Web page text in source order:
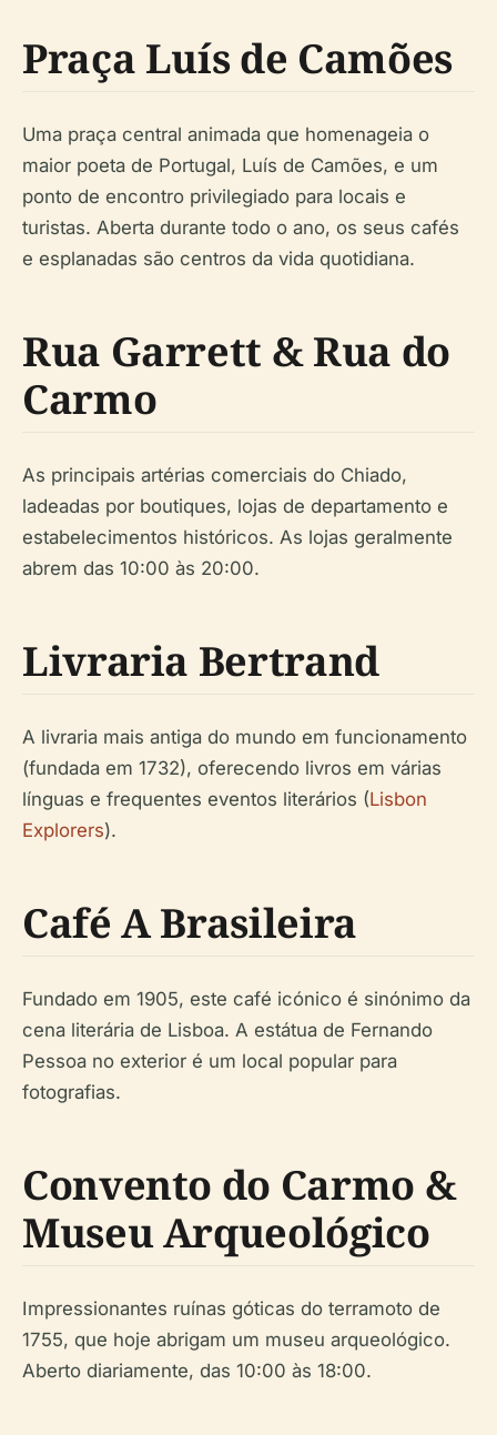
Praça Luís de Camões
Uma praça central animada que homenageia o
maior poeta de Portugal, Luís de Camões, e um
ponto de encontro privilegiado para locais e
turistas. Aberta durante todo o ano, os seus cafés
e esplanadas são centros da vida quotidiana.
Rua Garrett & Rua do
Carmo
As principais artérias comerciais do Chiado,
ladeadas por boutiques, lojas de departamento e
estabelecimentos históricos. As lojas geralmente
abrem das 10:00 às 20:00.
Livraria Bertrand
A livraria mais antiga do mundo em funcionamento
(fundada em 1732), oferecendo livros em várias
línguas e frequentes eventos literários (Lisbon
Explorers).
Café A Brasileira
Fundado em 1905, este café icónico é sinónimo da
cena literária de Lisboa. A estátua de Fernando
Pessoa no exterior é um local popular para
fotografias.
Convento do Carmo &
Museu Arqueológico
Impressionantes ruínas góticas do terramoto de
1755, que hoje abrigam um museu arqueológico.
Aberto diariamente, das 10:00 às 18:00.